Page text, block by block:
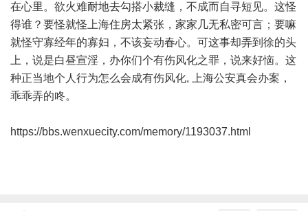
在心里。欲火难耐地去勾搭小裁缝，不成而自寻短见。这怪
得谁？要怪就怪上海住房太紧张，家家几无私密可言；要嘛
就怪守寡经年的寡妇，不该妄动春心。可这事却弄到徐的头
上，说是白昼宣淫，办你们个有伤风化之罪，说来好恼。这
种正当地个人行为怎么会成有伤风化, 上海公安真会办案，
乖乖弄的咚。
https://bbs.wenxuecity.com/memory/1193037.html